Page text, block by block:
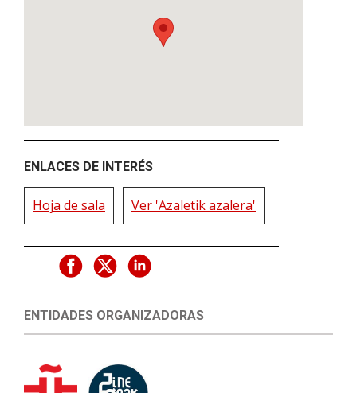
ENLACES DE INTERÉS
Hoja de sala Ver 'Azaletik azalera'
ENTIDADES ORGANIZADORAS